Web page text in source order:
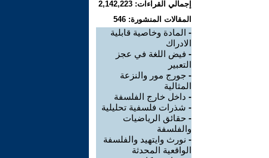
إجمالي القراءات: 2,142,223
المقالات المنشورة: 546
- المادة وخاصية قابلية
الادراك
- فيض اللغة في عجز
التعبير
- جورج مور والنزعة
المثالية
- داخل خارج الفلسفة
- شذرات فلسفية تحليلية
- حقائق الرياضيات
والفلسفة
- نورث وايتهيد والفلسفة
الواقعية المحدثة